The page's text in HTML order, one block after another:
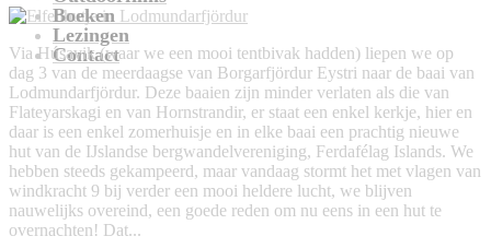
Boeken
Lezingen
Contact
Via Húsavik (waar we een mooi tentbivak hadden) liepen we op
dag 3 van de meerdaagse van Borgarfjördur Eystri naar de baai van
Lodmundarfjördur. Deze baaien zijn minder verlaten als die van
Flateyarskagi en van Hornstrandir, er staat een enkel kerkje, hier en
daar is een enkel zomerhuisje en in elke baai een prachtig nieuwe
hut van de IJslandse bergwandelvereniging, Ferdafélag Islands. We
hebben steeds gekampeerd, maar vandaag stormt het met vlagen van
windkracht 9 bij verder een mooi heldere lucht, we blijven
nauwelijks overeind, een goede reden om nu eens in een hut te
overnachten! Dat...